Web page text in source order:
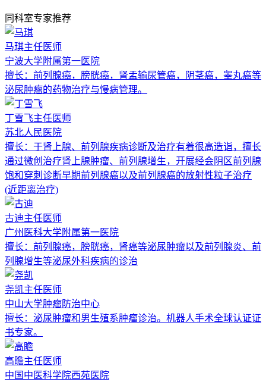
同科室专家推荐
马琪主任医师
宁波大学附属第一医院
擅长： 前列腺癌，膀胱癌，肾盂输尿管癌，阴茎癌，睾丸癌等
泌尿肿瘤的药物治疗与慢病管理。
丁雪飞主任医师
苏北人民医院
擅长： 于肾上腺、前列腺疾病诊断及治疗有着很高造诣，擅长
通过微创治疗肾上腺肿瘤、前列腺增生，开展经会阴区前列腺
饱和穿刺诊断早期前列腺癌以及前列腺癌的放射性粒子治疗
(近距离治疗)
古迪主任医师
广州医科大学附属第一医院
擅长： 前列腺癌，膀胱癌，肾癌等泌尿肿瘤以及前列腺炎、前
列腺增生等泌尿外科疾病的诊治
尧凯主任医师
中山大学肿瘤防治中心
擅长： 泌尿肿瘤和男生殖系肿瘤诊治。机器人手术全球认证证
书专家。
高瞻主任医师
中国中医科学院西苑医院